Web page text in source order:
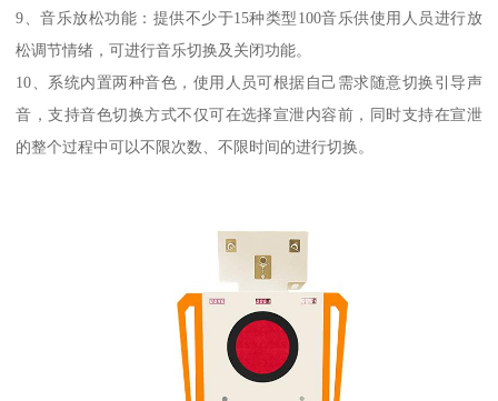
9、音乐放松功能：提供不少于15种类型100音乐供使用人员进行放
松调节情绪，可进行音乐切换及关闭功能。
10、系统内置两种音色，使用人员可根据自己需求随意切换引导声
音，支持音色切换方式不仅可在选择宣泄内容前，同时支持在宣泄
的整个过程中可以不限次数、不限时间的进行切换。